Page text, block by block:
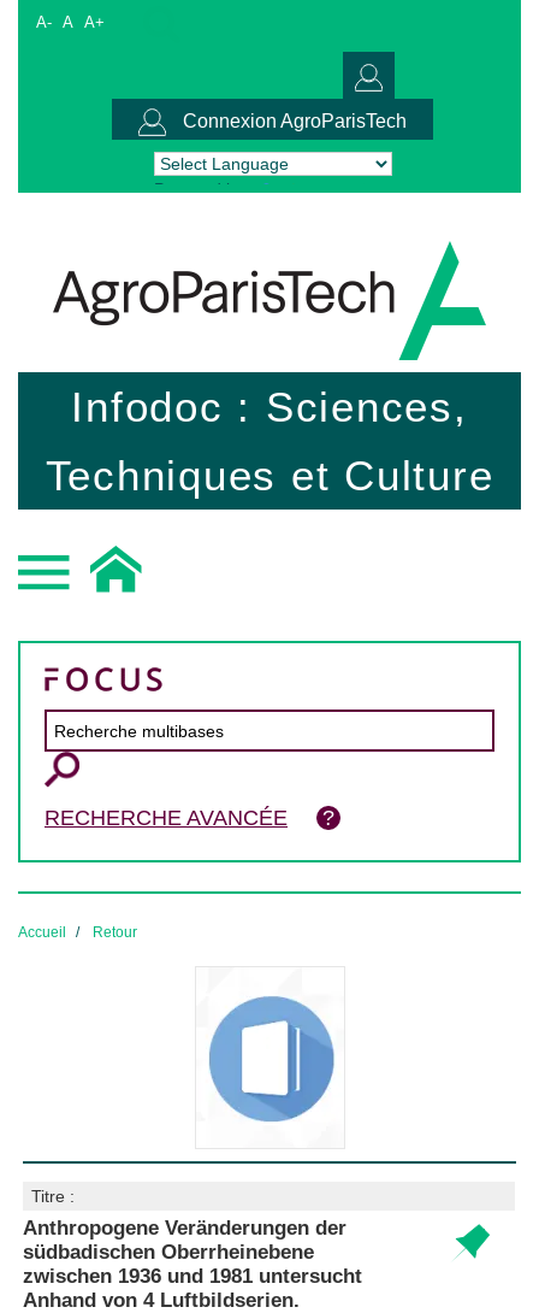
A- A A+
Connexion AgroParisTech
Powered by Translate
Infodoc : Sciences,
Techniques et Culture
RECHERCHE AVANCÉE
Accueil Retour
Titre :
Anthropogene Veränderungen der
südbadischen Oberrheinebene
zwischen 1936 und 1981 untersucht
Anhand von 4 Luftbildserien.